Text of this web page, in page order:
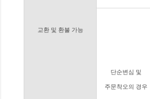
교환 및 환불 가능
단순변심 및
주문착오의 경우